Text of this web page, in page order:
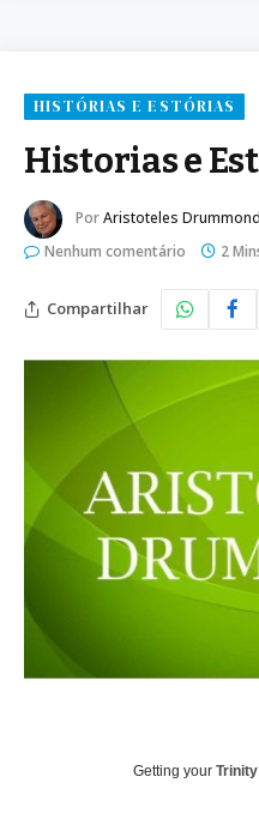
HISTÓRIAS E ESTÓRIAS
Historias e
PorAristoteles Drummond
Nenhum comentário
2
Compartilhar
Getting your